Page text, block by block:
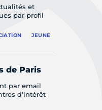
et
par profil
JEUNE
de Paris
par email
d'intérêt